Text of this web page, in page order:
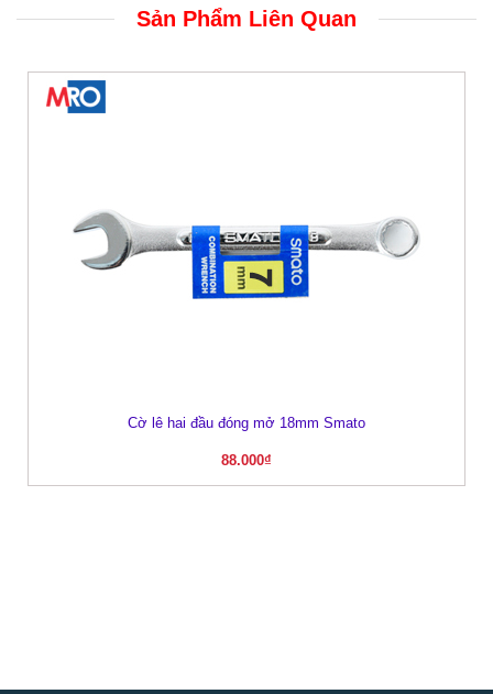
Sản Phẩm Liên Quan
Cờ lê hai đầu đóng mở 18mm Smato
88.000₫